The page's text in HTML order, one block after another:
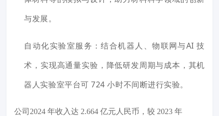
与发展。
自动化实验室服务：结合机器人、物联网与AI 技
术，实现高通量实验，降低研发周期与成本，其机
器人实验室平台可 724 小时不间断进行实验。
公司2024 年收入达 2.664 亿元人民币，较 2023 年